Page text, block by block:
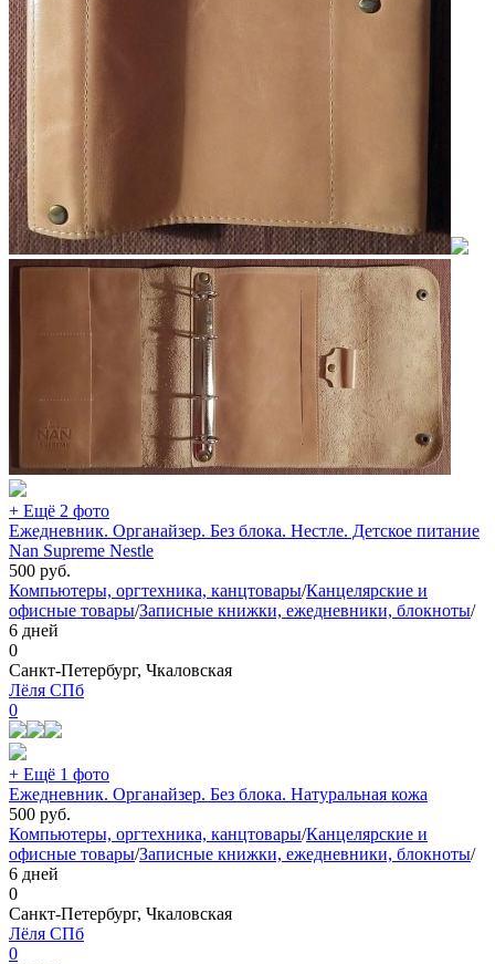
+ Ещё 2 фото
Ежедневник. Органайзер. Без блока. Нестле. Детское питание
Nan Supreme Nestle
500 руб.
Компьютеры, оргтехника, канцтовары/Канцелярские и
офисные товары/Записные книжки, ежедневники, блокноты/
6 дней
0
Санкт-Петербург, Чкаловская
Лёля СПб
0
+ Ещё 1 фото
Ежедневник. Органайзер. Без блока. Натуральная кожа
500 руб.
Компьютеры, оргтехника, канцтовары/Канцелярские и
офисные товары/Записные книжки, ежедневники, блокноты/
6 дней
0
Санкт-Петербург, Чкаловская
Лёля СПб
0